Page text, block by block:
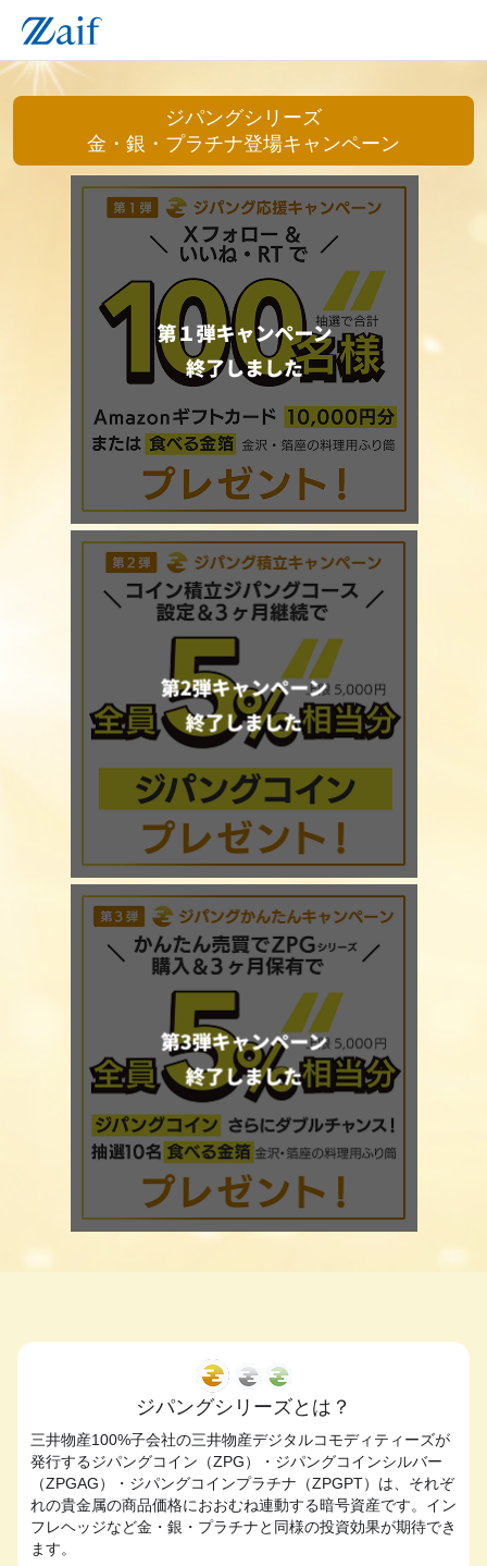
ジパングシリーズ
金・銀・プラチナ登場キャンペーン
ジパングシリーズとは？
三井物産100%子会社の三井物産デジタルコモディティーズが
発行するジパングコイン（ZPG）・ジパングコインシルバー
（ZPGAG）・ジパングコインプラチナ（ZPGPT）は、それぞ
れの貴金属の商品価格におおむね連動する暗号資産です。イン
フレヘッジなど金・銀・プラチナと同様の投資効果が期待でき
ます。